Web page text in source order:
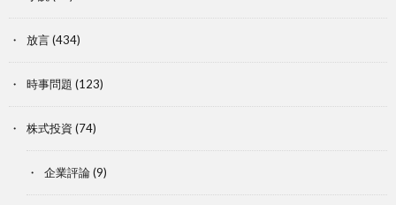
放言(434)
時事問題 (123)
株式投資 (74)
企業評論(9)